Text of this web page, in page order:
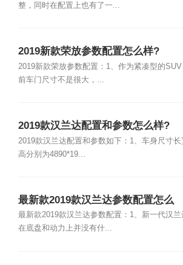
整，同时在配置上也有了一...
2019新款荣放参数配置怎么样?
2019新款荣放参数配置：1、作为紧凑型的SUV
前车门尺寸不是很大，...
2019款汉兰达配置和参数怎么样?
2019款汉兰达配置和参数如下：1、车身尺寸长
高分别为4890*19...
最新款2019款汉兰达参数配置怎么
样?
最新款2019款汉兰达参数配置：1、新一代汉兰
在底盘和动力上并没有什...